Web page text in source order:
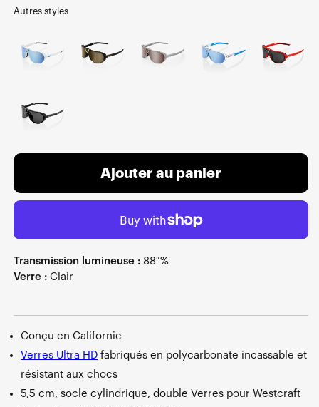
Autres styles
Ajouter au panier
Transmission lumineuse : 88 %
Verre : Clair
Conçu en Californie
Verres Ultra HD fabriqués en polycarbonate incassable et
résistant aux chocs
5,5 cm, socle cylindrique, double Verres pour Westcraft